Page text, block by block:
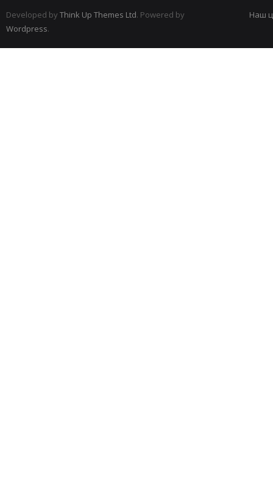
Developed by Think Up Themes Ltd. Powered by
Wordpress.
Наш